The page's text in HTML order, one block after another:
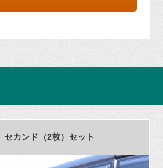
セカンド（2枚）セット